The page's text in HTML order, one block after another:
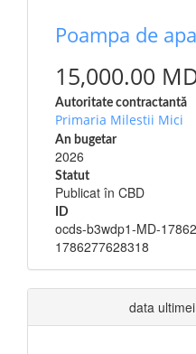
Poampa de apa
15,000.00
Autoritate contractantă
Primaria Milestii Mici
An bugetar
2026
Statut
Publicat în CBD
ID
ocds-b3wdp1-MD-
1786277628318
data